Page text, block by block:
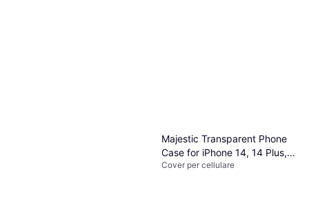
Majestic Transparent Phone
Case for iPhone 14, 14 Plus,
14 Pro, 14 Pro Max - Clear
Cover per cellulare